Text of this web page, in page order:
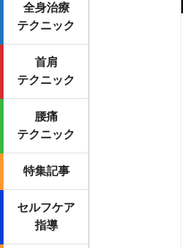
全身治療
テクニック
首肩
テクニック
腰痛
テクニック
特集記事
セルフケア
指導